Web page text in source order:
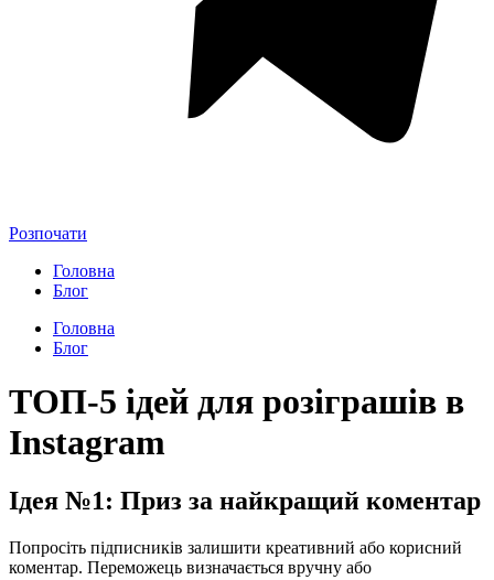
Розпочати
Головна
Блог
Головна
Блог
ТОП-5 ідей для розіграшів в
Instagram
Ідея №1: Приз за найкращий коментар
Попросіть підписників залишити креативний або корисний
коментар. Переможець визначається вручну або